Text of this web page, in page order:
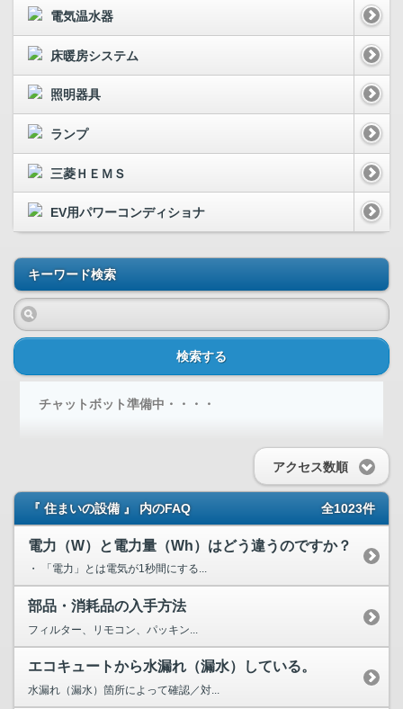
電気温水器
床暖房システム
照明器具
ランプ
三菱ＨＥＭＳ
EV用パワーコンディショナ
キーワード検索
検索する
チャットボット準備中・・・・
アクセス数順
『 住まいの設備 』 内のFAQ 全1023件
電力（W）と電力量（Wh）はどう違うのですか？
・ 「電力」とは電気が1秒間にする...
部品・消耗品の入手方法
フィルター、リモコン、パッキン...
エコキュートから水漏れ（漏水）している。
水漏れ（漏水）箇所によって確認／対...